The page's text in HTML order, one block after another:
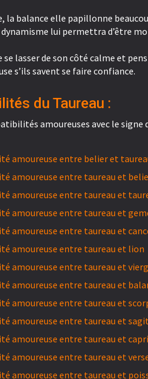
la balance elle papillonne
dynamisme lui permettra d’être
lasser de son côté calme et
s’ils savent se faire confiance.
du Taureau :
amoureuses avec le signe
amoureuse entre belier et
amoureuse entre taureau et
amoureuse entre taureau et
amoureuse entre taureau et
amoureuse entre taureau et
amoureuse entre taureau et lion
amoureuse entre taureau et
amoureuse entre taureau et
amoureuse entre taureau et
amoureuse entre taureau et
amoureuse entre taureau et
amoureuse entre taureau et
amoureuse entre taureau et